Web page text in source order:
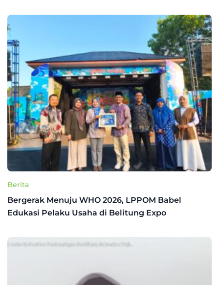
Berita
Bergerak Menuju WHO 2026, LPPOM Babel
Edukasi Pelaku Usaha di Belitung Expo